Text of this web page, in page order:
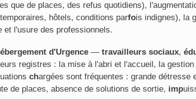
que de places, des refus quotidiens),
hôtels, conditions parfois indignes), la
et l'usure des professionnels.
d'Urgence — travailleurs sociaux,
registres : la mise à l'abri et l'accueil, la
chargées sont fréquentes : grande détresse
de places, absence de solutions de sortie, imp